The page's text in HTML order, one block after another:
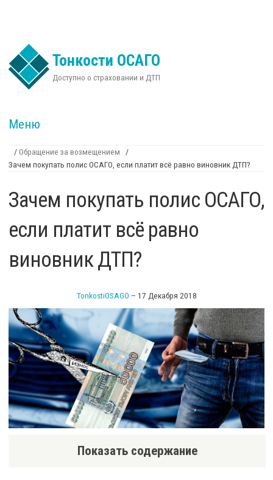
Тонкости ОСАГО
Доступно о страховании и ДТП
Меню
/ Обращение за возмещением
/
Зачем покупать полис ОСАГО, если платит всё равно виновник ДТП?
Зачем покупать полис ОСАГО,
если платит всё равно
виновник ДТП?
TonkostiOSAGO – 17 Декабря 2018
Показать содержание